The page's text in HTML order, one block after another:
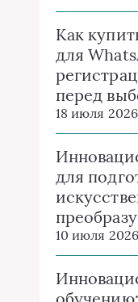
Как
для
перед
18 июля 2026
для
10 июля 2026